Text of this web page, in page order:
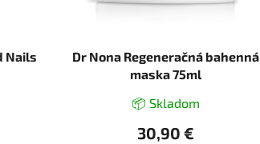
Nails
Dr Nona Regeneračná bahenná
maska 75ml
📦 Skladom
30,90 €